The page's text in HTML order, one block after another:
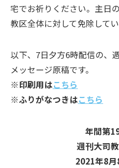
宅でお祈りください。主日
教区全体に対して免除してい
以下、7日夕方6時配信の、
メッセージ原稿です。
※印刷用はこちら
※ふりがなつきはこちら
年間第
週刊大司
2021年8